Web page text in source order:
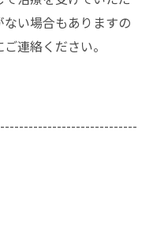
い場合もありますの
連絡ください。